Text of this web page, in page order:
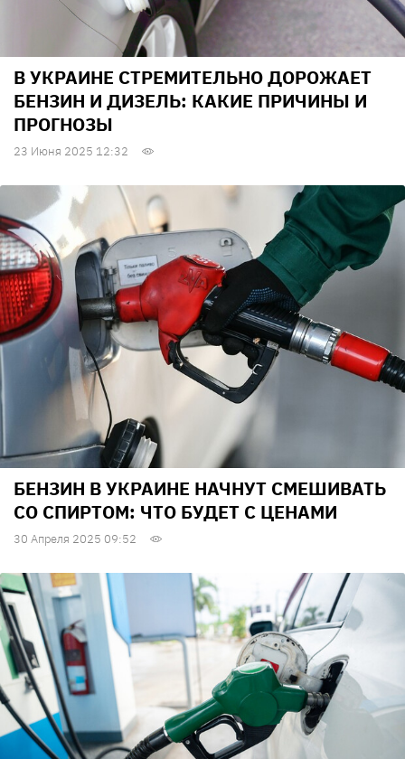
В УКРАИНЕ СТРЕМИТЕЛЬНО ДОРОЖАЕТ
БЕНЗИН И ДИЗЕЛЬ: КАКИЕ ПРИЧИНЫ И
ПРОГНОЗЫ
23 Июня 2025 12:32
БЕНЗИН В УКРАИНЕ НАЧНУТ СМЕШИВАТЬ
СО СПИРТОМ: ЧТО БУДЕТ С ЦЕНАМИ
30 Апреля 2025 09:52